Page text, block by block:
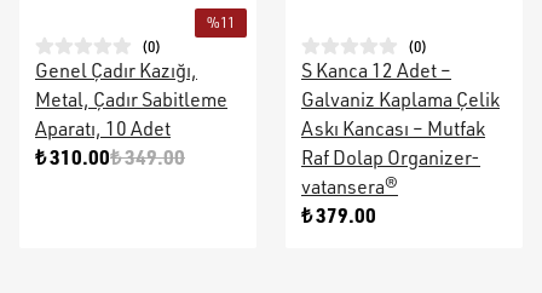
%11
(0)
Genel Çadır Kazığı,
Metal, Çadır Sabitleme
Aparatı, 10 Adet
₺ 310.00₺ 349.00
(0)
S Kanca 12 Adet –
Galvaniz Kaplama Çelik
Askı Kancası – Mutfak
Raf Dolap Organizer-
vatansera®
₺ 379.00